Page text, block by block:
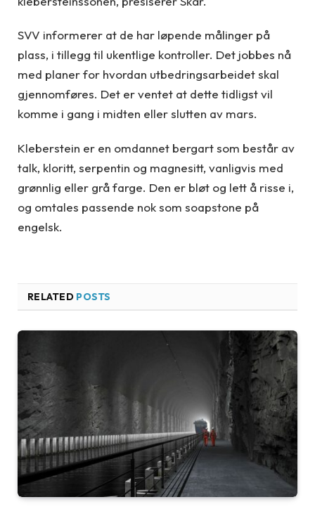
SVV informerer at de har løpende målinger på
plass, i tillegg til ukentlige kontroller. Det jobbes nå
med planer for hvordan utbedringsarbeidet skal
gjennomføres. Det er ventet at dette tidligst vil
komme i gang i midten eller slutten av mars.
Kleberstein er en omdannet bergart som består av
talk, kloritt, serpentin og magnesitt, vanligvis med
grønnlig eller grå farge. Den er bløt og lett å risse i,
og omtales passende nok som soapstone på
engelsk.
RELATED POSTS